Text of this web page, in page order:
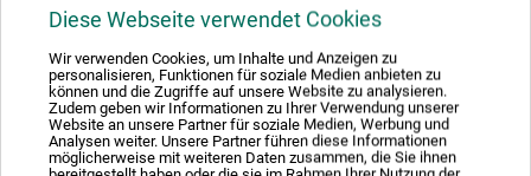
Diese Webseite verwendet Cookies
Wir verwenden Cookies, um Inhalte und Anzeigen zu
personalisieren, Funktionen für soziale Medien anbieten zu
können und die Zugriffe auf unsere Website zu analysieren.
Zudem geben wir Informationen zu Ihrer Verwendung unserer
Website an unsere Partner für soziale Medien, Werbung und
Analysen weiter. Unsere Partner führen diese Informationen
möglicherweise mit weiteren Daten zusammen, die Sie ihnen
wurden auf Pigment- und Wasserbasis rezeptiert (anstelle
Transparenz entfalten sie insbesondere auf hellen und auf
Effektuntergründen ihre besondere Leuchtkraft und
Tiefenwirkung. Die Farben bluten nicht aus und sind
vollständig kompatibel mit allen Aero Color Professional-